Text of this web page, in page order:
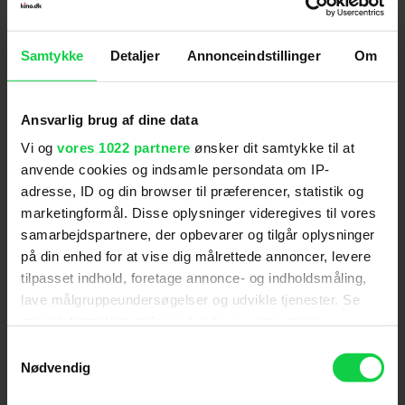
Samtykke Detaljer Annonceindstillinger Om
Ansvarlig brug af dine data
Vi og vores 1022 partnere ønsker dit samtykke til at
anvende cookies og indsamle persondata om IP-
adresse, ID og din browser til præferencer, statistik og
marketingformål. Disse oplysninger videregives til vores
samarbejdspartnere, der opbevarer og tilgår oplysninger
på din enhed for at vise dig målrettede annoncer, levere
tilpasset indhold, foretage annonce- og indholdsmåling,
lave målgruppeundersøgelser og udvikle tjenester. Se
tilbage eller ændre indstillinger fra vores
"Cookiedeklaration", eller ved at trykke på "Privacy
Nødvendig
der ligger noget langt ude i fremtiden, men ikke
endnu.
allerede har fået godkendt en ny sæson. Og her
vender Rosager tilbage.
- Jeg kommer tilbage, bekræfter skuespilleren,
som dog ikke kan fortælle mere om den nye
sæson.
‘Supergirl’ kan ses i biografen nu.
For at se dette indhold skal
marketingcookies være slået til. Klik her